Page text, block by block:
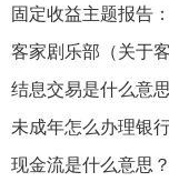
固定收益主题报告
客家剧乐部（关于
结息交易是什么意
现金流是什么意思